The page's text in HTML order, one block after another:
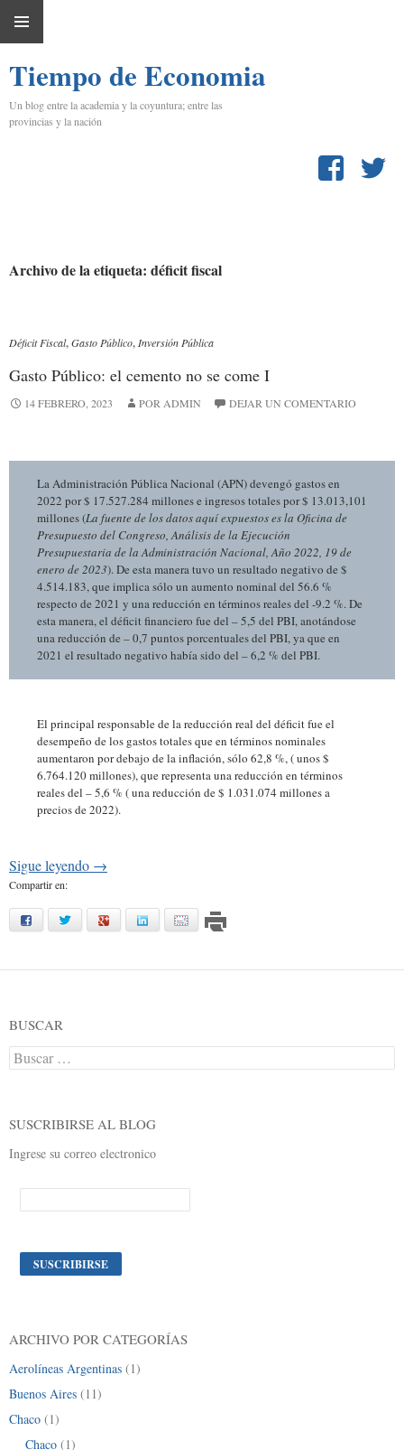
PRINCIPAL
CONTENIDO
Tiempo de Economia
Un blog entre la academia y la coyuntura; entre las
provincias y la nación
Archivo de la etiqueta: déficit fiscal
Déficit Fiscal,Gasto Público, Inversión Pública
Gasto Público: el cemento no se come I
14 FEBRERO, 2023 POR ADMIN DEJAR UN COMENTARIO
La Administración Pública Nacional (APN) devengó gastos en
2022 por $ 17.527.284 millones e ingresos totales por $ 13.013,101
millones (La fuente de los datos aquí expuestos es la Oficina de
Presupuesto del Congreso, Análisis de la Ejecución
Presupuestaria de la Administración Nacional, Año 2022, 19 de
enero de 2023). De esta manera tuvo un resultado negativo de $
4.514.183, que implica sólo un aumento nominal del 56.6 %
respecto de 2021 y una reducción en términos reales del -9.2 %. De
esta manera, el déficit financiero fue del – 5,5 del PBI, anotándose
una reducción de – 0,7 puntos porcentuales del PBI, ya que en
2021 el resultado negativo había sido del – 6,2 % del PBI.
El principal responsable de la reducción real del déficit fue el
desempeño de los gastos totales que en términos nominales
aumentaron por debajo de la inflación, sólo 62,8 %, ( unos $
6.764.120 millones), que representa una reducción en términos
reales del – 5,6 % ( una reducción de $ 1.031.074 millones a
precios de 2022).
Sigue leyendo →
Compartir en:
facebooktwitter google linkedinmail
BUSCAR
Buscar:
SUSCRIBIRSE AL BLOG
Ingrese su correo electronico
ARCHIVO POR CATEGORÍAS
Aerolíneas Argentinas (1)
Buenos Aires (11)
Chaco (1)
Chaco (1)